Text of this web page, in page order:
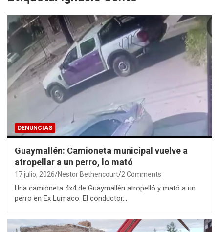
DENUNCIAS
Guaymallén: Camioneta municipal vuelve a
atropellar a un perro, lo mató
17 julio, 2026 Nestor Bethencourt 2 Comments
Una camioneta 4x4 de Guaymallén atropelló y mató a un
perro en Ex Lumaco. El conductor…